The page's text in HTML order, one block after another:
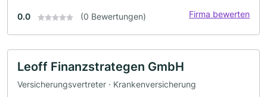
0.0 (0 Bewertungen) Firma bewerten
Leoff Finanzstrategen GmbH
Versicherungsvertreter · Krankenversicherung